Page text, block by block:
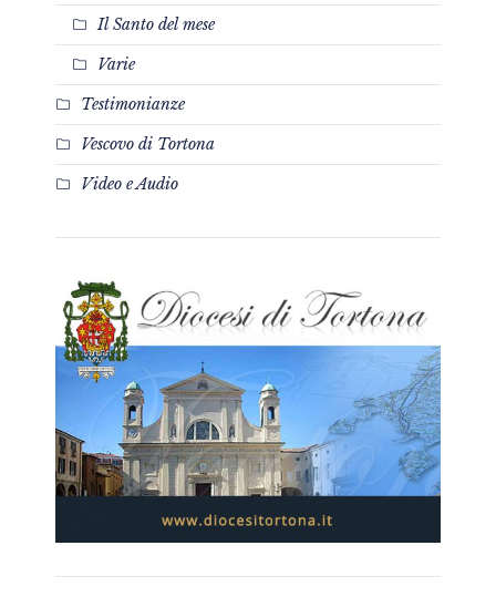
Il Santo del mese
Varie
Testimonianze
Vescovo di Tortona
Video e Audio